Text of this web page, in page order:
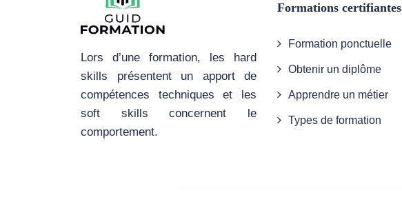
Lors d’une formation, les hard
skills présentent un apport de
compétences techniques et les
soft skills concernent le
comportement.
Formations certifiantes
Formation ponctuelle
Obtenir un diplôme
Apprendre un métier
Types de formation